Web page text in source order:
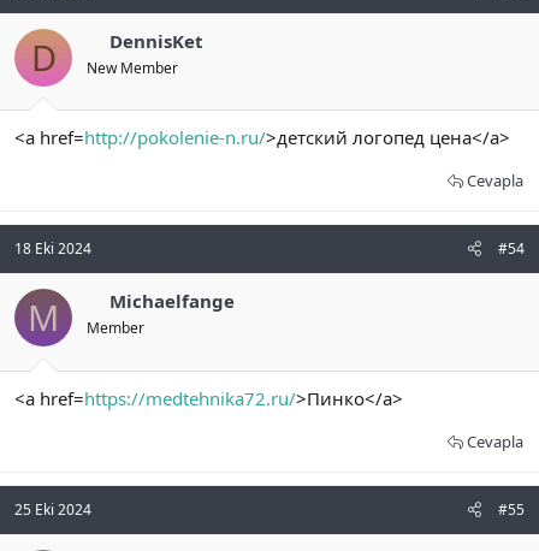
D DennisKet
New Member
<a href=http://pokolenie-n.ru/>детский логопед цена</a>
Cevapla
18 Eki 2024 #54
M Michaelfange
Member
<a href=https://medtehnika72.ru/>Пинко</a>
Cevapla
25 Eki 2024 #55